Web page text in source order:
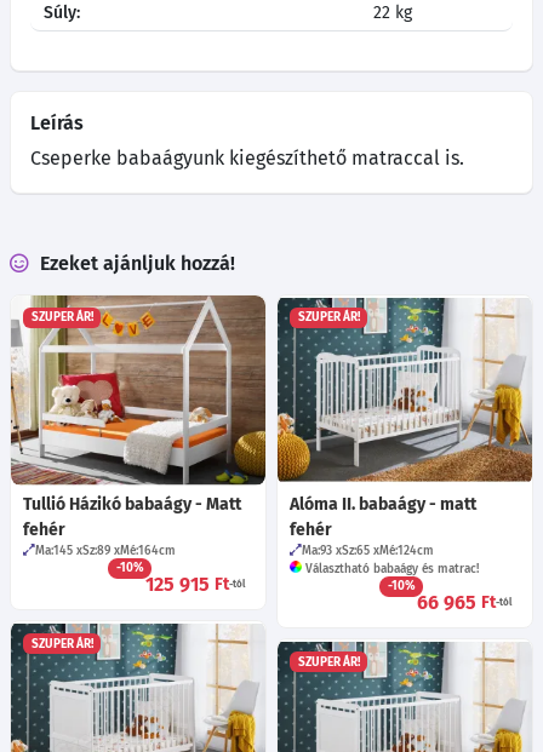
Súly:
22 kg
Leírás
Cseperke babaágyunk kiegészíthető matraccal is.
Ezeket ajánljuk hozzá!
SZUPER ÁR!
Tullió Házikó babaágy - Matt
fehér
Ma:145 Sz:89 Mé:164cm
-10%
125 915 Ft-tól
SZUPER ÁR!
Alóma II. babaágy - matt
fehér
Ma:93 Sz:65 Mé:124cm
Választható babaágy és matrac!
-10%
66 965 Ft-tól
SZUPER ÁR!
SZUPER ÁR!